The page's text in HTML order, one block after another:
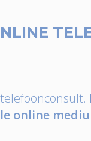
online